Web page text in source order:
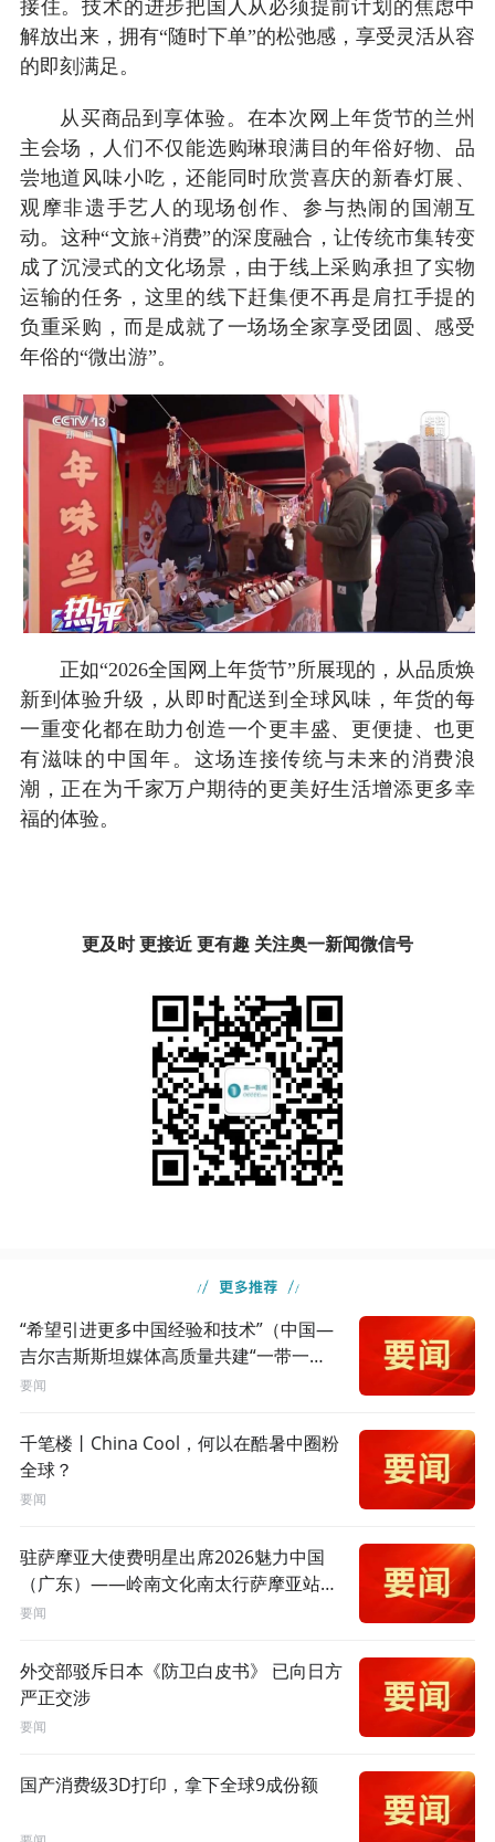
接住。技术的进步把国人从必须提前计划的焦虑中
解放出来，拥有“随时下单”的松弛感，享受灵活从容
的即刻满足。
从买商品到享体验。在本次网上年货节的兰州
主会场，人们不仅能选购琳琅满目的年俗好物、品
尝地道风味小吃，还能同时欣赏喜庆的新春灯展、
观摩非遗手艺人的现场创作、参与热闹的国潮互
动。这种“文旅+消费”的深度融合，让传统市集转变
成了沉浸式的文化场景，由于线上采购承担了实物
运输的任务，这里的线下赶集便不再是肩扛手提的
负重采购，而是成就了一场场全家享受团圆、感受
年俗的“微出游”。
正如“2026全国网上年货节”所展现的，从品质焕
新到体验升级，从即时配送到全球风味，年货的每
一重变化都在助力创造一个更丰盛、更便捷、也更
有滋味的中国年。这场连接传统与未来的消费浪
潮，正在为千家万户期待的更美好生活增添更多幸
福的体验。
更及时 更接近 更有趣 关注奥一新闻微信号
“希望引进更多中国经验和技术”（中国—
吉尔吉斯斯坦媒体高质量共建“一带一
路”联合采访）
要闻
千笔楼丨China Cool，何以在酷暑中圈粉
全球？
要闻
驻萨摩亚大使费明星出席2026魅力中国
（广东）——岭南文化南太行萨摩亚站活
动
要闻
外交部驳斥日本《防卫白皮书》 已向日方
严正交涉
要闻
国产消费级3D打印，拿下全球9成份额